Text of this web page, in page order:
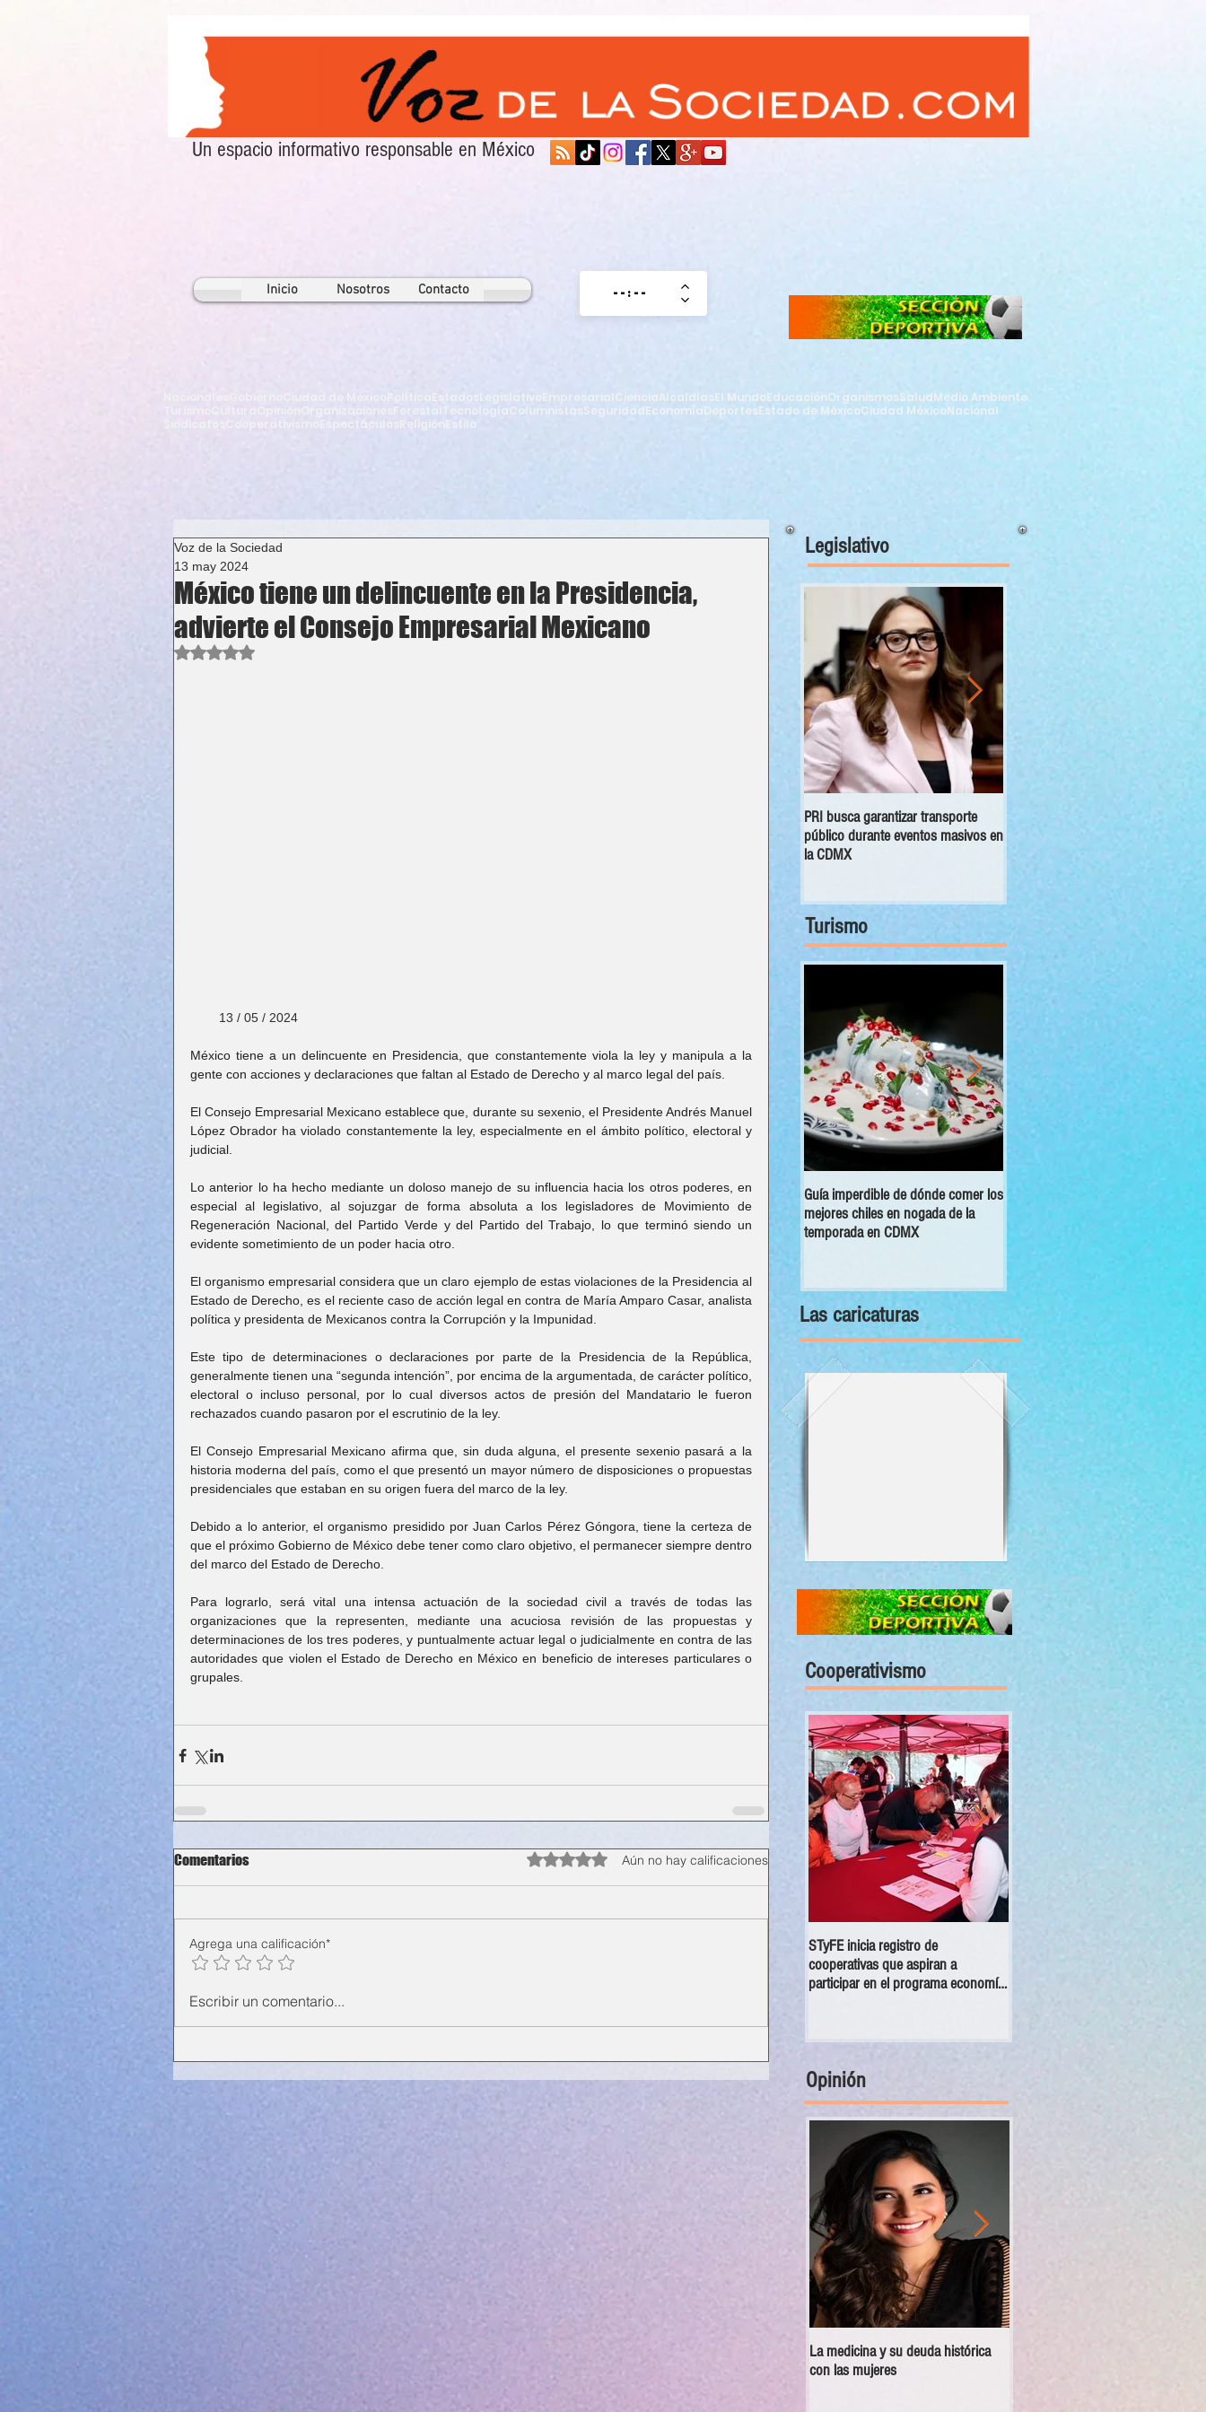
Un espacio informativo responsable en México
Inicio Nosotros Contacto
Estados Legislativo EmpresarialCienciaAlcaldíasEl MundoEducaciónOrganismosSaludMedio Ambiente
Organizaciones Forestal TecnologíaColumnistasSeguridadEconomíaDeportesEstado de MéxicoCiudad MéxicoNacional
Sindicatos
Cooperativismo Espectáculos Religión Estilo
México tiene un delincuente en la Presidencia,
advierte el Consejo Empresarial Mexicano
Voz de la Sociedad
13 may 2024
Obtuvo NaN de 5 estrellas.
        13 / 05 / 2024
México tiene a un delincuente en Presidencia, que constantemente viola la ley y manipula a la
gente con acciones y declaraciones que faltan al Estado de Derecho y al marco legal del país.
El Consejo Empresarial Mexicano establece que, durante su sexenio, el Presidente Andrés Manuel
López Obrador ha violado constantemente la ley, especialmente en el ámbito político, electoral y
judicial.
Lo anterior lo ha hecho mediante un doloso manejo de su influencia hacia los otros poderes, en
especial al legislativo, al sojuzgar de forma absoluta a los legisladores de Movimiento de
Regeneración Nacional, del Partido Verde y del Partido del Trabajo, lo que terminó siendo un
evidente sometimiento de un poder hacia otro.
El organismo empresarial considera que un claro ejemplo de estas violaciones de la Presidencia al
Estado de Derecho, es el reciente caso de acción legal en contra de María Amparo Casar, analista
política y presidenta de Mexicanos contra la Corrupción y la Impunidad.
Este tipo de determinaciones o declaraciones por parte de la Presidencia de la República,
generalmente tienen una “segunda intención”, por encima de la argumentada, de carácter político,
electoral o incluso personal, por lo cual diversos actos de presión del Mandatario le fueron
rechazados cuando pasaron por el escrutinio de la ley.
El Consejo Empresarial Mexicano afirma que, sin duda alguna, el presente sexenio pasará a la
historia moderna del país, como el que presentó un mayor número de disposiciones o propuestas
presidenciales que estaban en su origen fuera del marco de la ley.
Debido a lo anterior, el organismo presidido por Juan Carlos Pérez Góngora, tiene la certeza de
que el próximo Gobierno de México debe tener como claro objetivo, el permanecer siempre dentro
del marco del Estado de Derecho.
Para lograrlo, será vital una intensa actuación de la sociedad civil a través de todas las
organizaciones que la representen, mediante una acuciosa revisión de las propuestas y
determinaciones de los tres poderes, y puntualmente actuar legal o judicialmente en contra de las
autoridades que violen el Estado de Derecho en México en beneficio de intereses particulares o
grupales.
Comentarios Obtuvo 0 de 5 estrellas.Aún no hay calificaciones
Agrega una calificación*
Escribir un comentario...
Legislativo
PRI busca garantizar transporte
público durante eventos masivos en
la CDMX
Congreso CDMX exhorta a las 16
atender denuncias sobre despojo
Turismo
Guía imperdible de dónde comer los
mejores chiles en nogada de la
temporada en CDMX
Las caricaturas
Cooperativismo
STyFE inicia registro de
cooperativas que aspiran a
participar en el programa economía
Opinión
La medicina y su deuda histórica
con las mujeres